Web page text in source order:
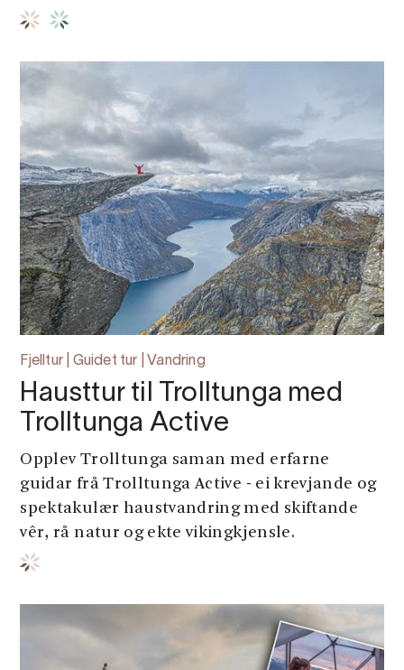
Fjelltur | Guidet tur | Vandring
Hausttur til Trolltunga med
Trolltunga Active
Opplev Trolltunga saman med erfarne
guidar frå Trolltunga Active - ei krevjande og
spektakulær haustvandring med skiftande
vêr, rå natur og ekte vikingkjensle.